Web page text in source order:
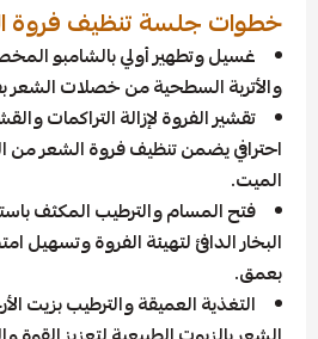
خطوات جلسة تنظيف فروة
غسيل وتطهير أولي بالشامبو
والأتربة السطحية من خصلات الشعر
تقشير الفروة لإزالة التراكمات
احترافي يضمن تنظيف فروة الشعر من
الميت.
فتح المسام والترطيب المكثف
البخار الدافئ لتهيئة الفروة وتسهيل
بعمق.
التغذية العميقة والترطيب بزيت